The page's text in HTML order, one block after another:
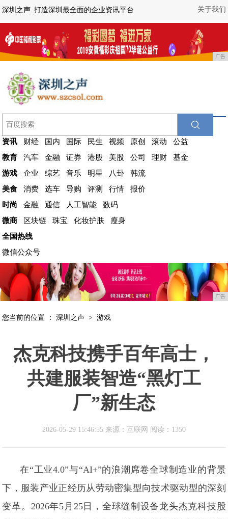
关于我们
深圳之声_打造深圳最全面的企业资讯平台
广告
资讯 财经 国内 国际 民生 视频 原创 滚动
公益
教育
汽车 金融 证券 港股 美股 公司 理财
基金
游戏
企业 综艺 音乐 明星 八卦
韩流
美食
消费 选车 导购 评测 行情
报价
时尚
金融 通信 人工智能
数码
微商
区块链 珠宝 化妆护肤
瘦身
全国热线
微信公众号
广告
您当前的位置 ：深圳之声 >游戏
杰克科技携手百年高士，
共建服装智造“黑灯工
厂”新生态
2026-05-29 15:46:55 来源：互联网 阅读：1350
在“工业4.0”与“AI+”的浪潮席卷全球制造业的背景
下，服装产业正经历从劳动密集型向技术驱动型的深刻
变革。2026年5月25日，全球缝制设备龙头杰克科技股